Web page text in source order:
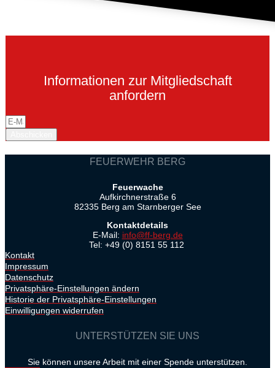
Informationen zur Mitgliedschaft
anfordern
FEUERWEHR BERG
Feuerwache
Aufkirchnerstraße 6
82335 Berg am Starnberger See
Kontaktdetails
E-Mail: info@ff-berg.de
Tel: +49 (0) 8151 55 112
Kontakt
Impressum
Datenschutz
Privatsphäre-Einstellungen ändern
Historie der Privatsphäre-Einstellungen
Einwilligungen widerrufen
UNTERSTÜTZEN SIE UNS
Sie können unsere Arbeit mit einer Spende unterstützen.